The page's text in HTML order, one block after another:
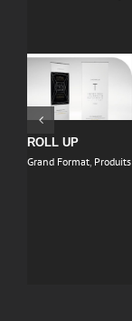
ROLL UP
Grand Format, Produits